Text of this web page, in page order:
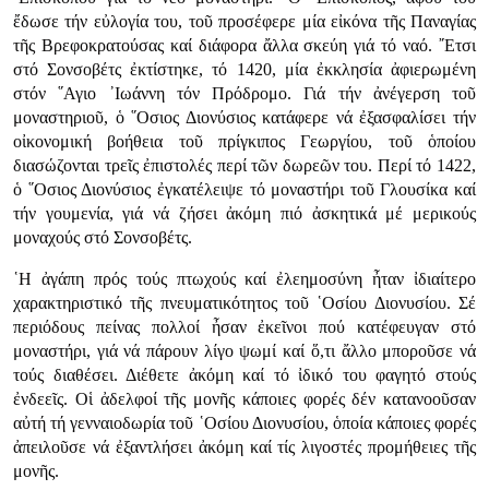
ἔδωσε τήν εὐλογία του, τοῦ προσέφερε μία εἰκόνα τῆς Παναγίας
τῆς Βρεφοκρατούσας καί διάφορα ἄλλα σκεύη γιά τό ναό. ῎Ετσι
στό Σονσοβέτς ἐκτίστηκε, τό 1420, μία ἐκκλησία ἀφιερωμένη
στόν ῞Αγιο ᾿Ιωάννη τόν Πρόδρομο. Γιά τήν ἀνέγερση τοῦ
μοναστηριοῦ, ὁ ῞Οσιος Διονύσιος κατάφερε νά ἐξασφαλίσει τήν
οἰκονομική βοήθεια τοῦ πρίγκιπος Γεωργίου, τοῦ ὁποίου
διασώζονται τρεῖς ἐπιστολές περί τῶν δωρεῶν του. Περί τό 1422,
ὁ ῞Οσιος Διονύσιος ἐγκατέλειψε τό μοναστήρι τοῦ Γλουσίκα καί
τήν γουμενία, γιά νά ζήσει ἀκόμη πιό ἀσκητικά μέ μερικούς
μοναχούς στό Σονσοβέτς.
῾Η ἀγάπη πρός τούς πτωχούς καί ἐλεημοσύνη ἦταν ἰδιαίτερο
χαρακτηριστικό τῆς πνευματικότητος τοῦ ῾Οσίου Διονυσίου. Σέ
περιόδους πείνας πολλοί ἦσαν ἐκεῖνοι πού κατέφευγαν στό
μοναστήρι, γιά νά πάρουν λίγο ψωμί καί ὅ,τι ἄλλο μποροῦσε νά
τούς διαθέσει. Διέθετε ἀκόμη καί τό ἰδικό του φαγητό στούς
ἐνδεεῖς. Οἱ ἀδελφοί τῆς μονῆς κάποιες φορές δέν κατανοοῦσαν
αὐτή τή γενναιοδωρία τοῦ ῾Οσίου Διονυσίου, ὁποία κάποιες φορές
ἀπειλοῦσε νά ἐξαντλήσει ἀκόμη καί τίς λιγοστές προμήθειες τῆς
μονῆς.